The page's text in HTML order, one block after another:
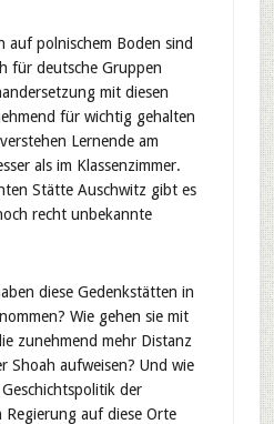
auf polnischem Boden sind
für deutsche Gruppen
mit diesen
für wichtig gehalten
Lernende am
als im Klassenzimmer.
Stätte Auschwitz gibt es
recht unbekannte
diese Gedenkstätten in
Wie gehen sie mit
zunehmend mehr Distanz
Shoah aufweisen? Und wie
der
auf diese Orte